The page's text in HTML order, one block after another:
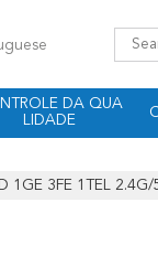
DA QUA
LIDADE
1GE 3FE 1TEL